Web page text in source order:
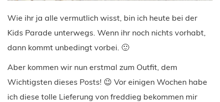
Wie ihr ja alle vermutlich wisst, bin ich heute bei der
Kids Parade unterwegs. Wenn ihr noch nichts vorhabt,
dann kommt unbedingt vorbei. 🙂
Aber kommen wir nun erstmal zum Outfit, dem
Wichtigsten dieses Posts! 😉 Vor einigen Wochen habe
ich diese tolle Lieferung von freddieg bekommen mir